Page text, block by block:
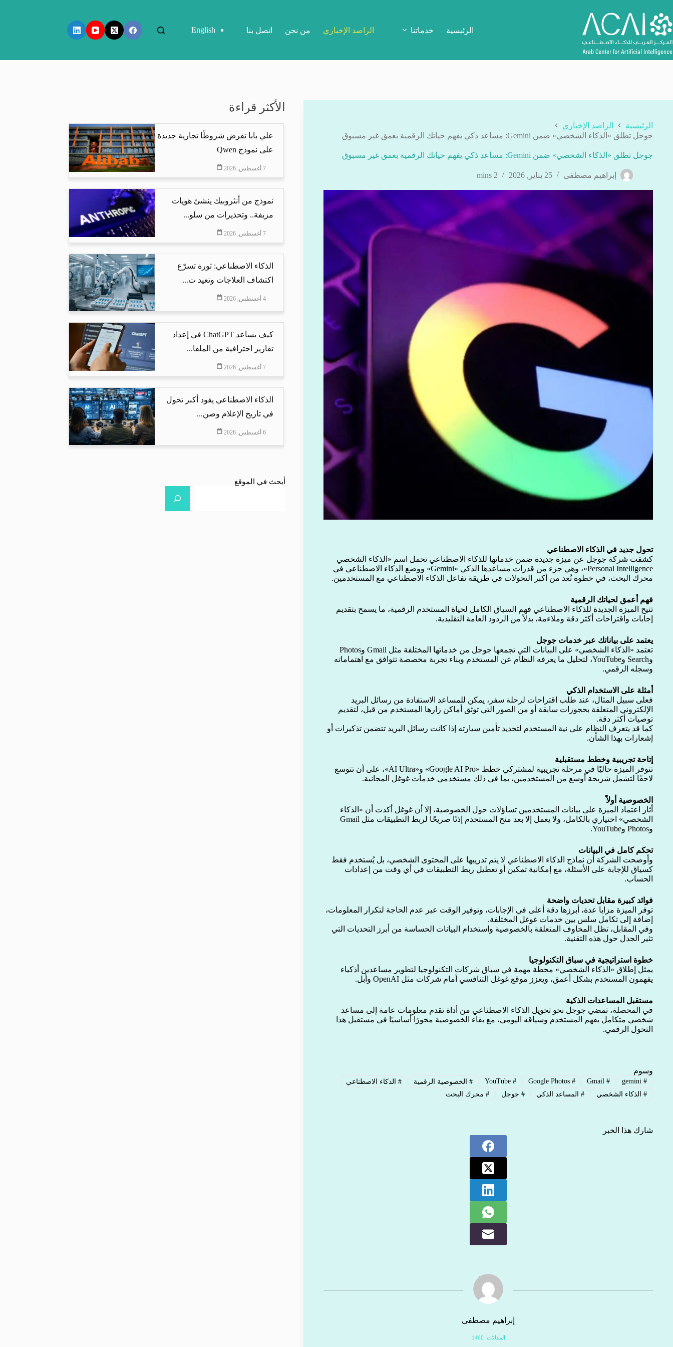
إلى
المحتوى
الرئيسية خدماتنا الراصد الإخباري من نحن اتصل بنا English
الرئيسية
الراصد الإخباري
جوجل تطلق «الذكاء الشخصي» ضمن Gemini: مساعد ذكي يفهم حياتك الرقمية بعمق غير مسبوق
جوجل تطلق «الذكاء الشخصي» ضمن Gemini: مساعد ذكي يفهم حياتك الرقمية بعمق غير مسبوق
إبراهيم مصطفى 25 يناير, 2026 2 mins
تحول جديد في الذكاء الاصطناعي
كشفت شركة جوجل عن ميزة جديدة ضمن خدماتها للذكاء الاصطناعي تحمل اسم «الذكاء الشخصي –
Personal Intelligence»، وهي جزء من قدرات مساعدها الذكي «Gemini» ووضع الذكاء الاصطناعي في
محرك البحث، في خطوة تُعد من أكبر التحولات في طريقة تفاعل الذكاء الاصطناعي مع المستخدمين.
فهم أعمق لحياتك الرقمية
تتيح الميزة الجديدة للذكاء الاصطناعي فهم السياق الكامل لحياة المستخدم الرقمية، ما يسمح بتقديم
إجابات واقتراحات أكثر دقة وملاءمة، بدلاً من الردود العامة التقليدية.
يعتمد على بياناتك عبر خدمات جوجل
تعتمد «الذكاء الشخصي» على البيانات التي تجمعها جوجل من خدماتها المختلفة مثل Gmail وPhotos
وSearch وYouTube، لتحليل ما يعرفه النظام عن المستخدم وبناء تجربة مخصصة تتوافق مع اهتماماته
وسجله الرقمي.
أمثلة على الاستخدام الذكي
فعلى سبيل المثال، عند طلب اقتراحات لرحلة سفر، يمكن للمساعد الاستفادة من رسائل البريد
الإلكتروني المتعلقة بحجوزات سابقة أو من الصور التي توثق أماكن زارها المستخدم من قبل، لتقديم
توصيات أكثر دقة.
كما قد يتعرف النظام على نية المستخدم لتجديد تأمين سيارته إذا كانت رسائل البريد تتضمن تذكيرات أو
إشعارات بهذا الشأن.
إتاحة تجريبية وخطط مستقبلية
تتوفر الميزة حاليًا في مرحلة تجريبية لمشتركي خطط «Google AI Pro» و«AI Ultra»، على أن تتوسع
لاحقًا لتشمل شريحة أوسع من المستخدمين، بما في ذلك مستخدمي خدمات غوغل المجانية.
الخصوصية أولاً
أثار اعتماد الميزة على بيانات المستخدمين تساؤلات حول الخصوصية، إلا أن غوغل أكدت أن «الذكاء
الشخصي» اختياري بالكامل، ولا يعمل إلا بعد منح المستخدم إذنًا صريحًا لربط التطبيقات مثل Gmail
وPhotos وYouTube.
تحكم كامل في البيانات
وأوضحت الشركة أن نماذج الذكاء الاصطناعي لا يتم تدريبها على المحتوى الشخصي، بل يُستخدم فقط
كسياق للإجابة على الأسئلة، مع إمكانية تمكين أو تعطيل ربط التطبيقات في أي وقت من إعدادات
الحساب.
فوائد كبيرة مقابل تحديات واضحة
توفر الميزة مزايا عدة، أبرزها دقة أعلى في الإجابات، وتوفير الوقت عبر عدم الحاجة لتكرار المعلومات،
إضافة إلى تكامل سلس بين خدمات غوغل المختلفة.
وفي المقابل، تظل المخاوف المتعلقة بالخصوصية واستخدام البيانات الحساسة من أبرز التحديات التي
تثير الجدل حول هذه التقنية.
خطوة استراتيجية في سباق التكنولوجيا
يمثل إطلاق «الذكاء الشخصي» محطة مهمة في سباق شركات التكنولوجيا لتطوير مساعدين أذكياء
يفهمون المستخدم بشكل أعمق، ويعزز موقع غوغل التنافسي أمام شركات مثل OpenAI وأبل.
مستقبل المساعدات الذكية
في المحصلة، تمضي جوجل نحو تحويل الذكاء الاصطناعي من أداة تقدم معلومات عامة إلى مساعد
شخصي متكامل يفهم المستخدم وسياقه اليومي، مع بقاء الخصوصية محورًا أساسيًا في مستقبل هذا
التحول الرقمي.
وسوم
#
gemini
#
Gmail
#
Google Photos
#
YouTube
# الخصوصية الرقمية #الذكاء الاصطناعي
#الذكاء الشخصي #المساعد الذكي # جوجل # محرك البحث
شارك هذا الخبر
إبراهيم مصطفى
المقالات: 1460
الأكثر قراءة
علي بابا تفرض شروطًا تجارية جديدة
على نموذج Qwen
7 أغسطس, 2026
نموذج من أنثروبيك ينشئ هويات
مزيفة.. وتحذيرات من سلو...
7 أغسطس, 2026
الذكاء الاصطناعي: ثورة تسرّع
اكتشاف العلاجات وتعيد ت...
4 أغسطس, 2026
كيف يساعد ChatGPT في إعداد
تقارير احترافية من الملفا...
7 أغسطس, 2026
الذكاء الاصطناعي يقود أكبر تحول
في تاريخ الإعلام وصن...
6 أغسطس, 2026
أبحث في الموقع